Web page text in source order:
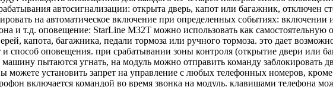
автосигнализации: открыта дверь, капот или багажник, отключен
на автоматическое включение при определенных событиях:
и т.д. оповещение: StarLine M32T можно использовать как самостоятельную
капота, багажника, педали тормоза или ручного тормоза. это дает
способ оповещения. при срабатывании зоны контроля (открытие двери или
пытаются угнать, на модуль можно отправить команду заблокировать
можете установить запрет на управление с любых телефонных номеров,
включается командой во время звонка на модуль. клавишами телефона